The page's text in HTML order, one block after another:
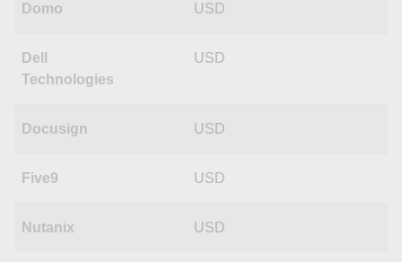
Domo USD
Dell
Technologies
USD
Docusign USD
Five9 USD
Nutanix USD